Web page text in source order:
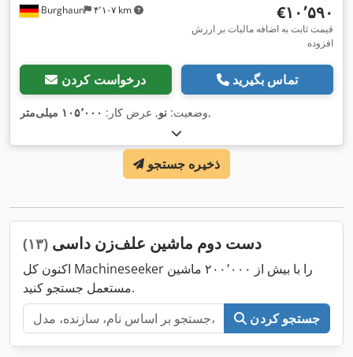
Burghaun ۴٬۱۰۷ km ‎€۱۰٬۵۹۰
قیمت ثابت به اضافه مالیات بر ارزش
افزوده
درخواست کردن تماس بگیرید
وضعیت: نو, عرض کار: ۱۰۵٬۰۰۰ میلی‌متر ,
ذخیره جستجو
دست دوم ماشین علف‌زن داسی (۱۳)
اکنون کل Machineseeker را با بیش از ۲۰۰٬۰۰۰ ماشین
مستعمل جستجو کنید.
جستجو کردن